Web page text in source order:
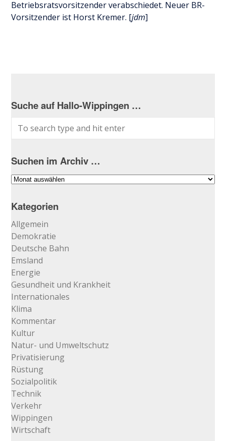
Betriebsratsvorsitzender verabschiedet. Neuer BR-
Vorsitzender ist Horst Kremer. [jdm]
Suche auf Hallo-Wippingen …
Suchen im Archiv …
Suchen
Archiv
Kategorien
Allgemein
Demokratie
Deutsche Bahn
Emsland
Energie
Gesundheit und Krankheit
Internationales
Klima
Kommentar
Kultur
Natur- und Umweltschutz
Privatisierung
Rüstung
Sozialpolitik
Technik
Verkehr
Wippingen
Wirtschaft